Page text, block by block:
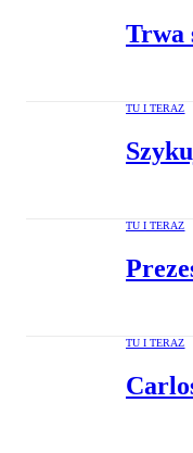
Trwa
TU I TERAZ
TU I TERAZ
TU I TERAZ